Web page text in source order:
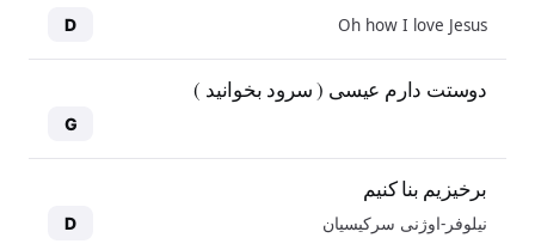
Oh how I love Jesus
D
دوستت دارم عیسی ( سرود بخوانید )
G
برخیزیم بنا کنیم
نیلوفر-اوژنی سرکیسیان D